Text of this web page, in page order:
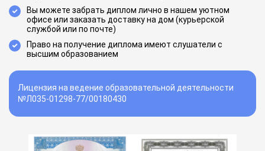
Вы можете забрать диплом лично в нашем уютном
офисе или заказать доставку на дом (курьерской
службой или по почте)
Право на получение диплома имеют слушатели с
высшим образованием
Лицензия на ведение образовательной деятельности
№Л035-01298-77/00180430